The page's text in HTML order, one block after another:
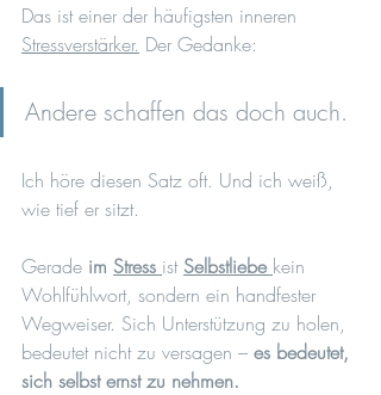
Das ist einer der häufigsten inneren
Stressverstärker. Der Gedanke:
Andere schaffen das doch auch.
Ich höre diesen Satz oft. Und ich weiß,
wie tief er sitzt.
Gerade im Stress ist Selbstliebe kein
Wohlfühlwort, sondern ein handfester
Wegweiser. Sich Unterstützung zu holen,
bedeutet nicht zu versagen – es bedeutet,
sich selbst ernst zu nehmen.